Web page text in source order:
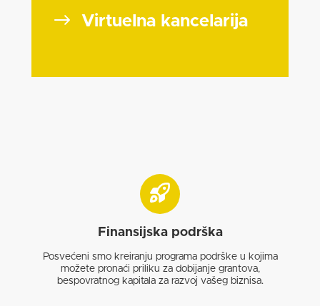
Virtuelna kancelarija
Finansijska podrška
Posvećeni smo kreiranju programa podrške u kojima
možete pronaći priliku za dobijanje grantova,
bespovratnog kapitala za razvoj vašeg biznisa.